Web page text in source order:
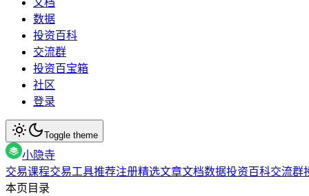
文档
数据
投资百科
交流群
投资百宝箱
社区
登录
Toggle theme
小隐寺
交易课程交易工具推荐注册精选文章文档数据投资百科交流群
本页目录